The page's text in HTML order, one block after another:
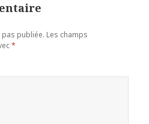
publiée. Les champs
*